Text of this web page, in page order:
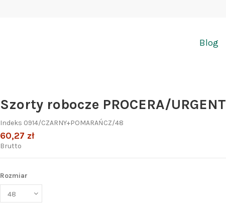
Blog
Szorty robocze PROCERA/URGENT
Indeks 0914/CZARNY+POMARAŃCZ/48
60,27 zł
Brutto
Rozmiar